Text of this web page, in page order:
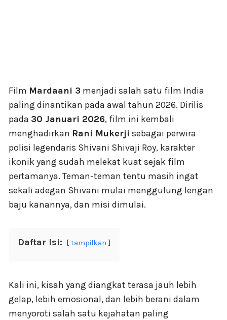
Film Mardaani 3 menjadi salah satu film India
paling dinantikan pada awal tahun 2026. Dirilis
pada 30 Januari 2026, film ini kembali
menghadirkan Rani Mukerji sebagai perwira
polisi legendaris Shivani Shivaji Roy, karakter
ikonik yang sudah melekat kuat sejak film
pertamanya. Teman-teman tentu masih ingat
sekali adegan Shivani mulai menggulung lengan
baju kanannya, dan misi dimulai.
Daftar Isi: tampilkan
Kali ini, kisah yang diangkat terasa jauh lebih
gelap, lebih emosional, dan lebih berani dalam
menyoroti salah satu kejahatan paling